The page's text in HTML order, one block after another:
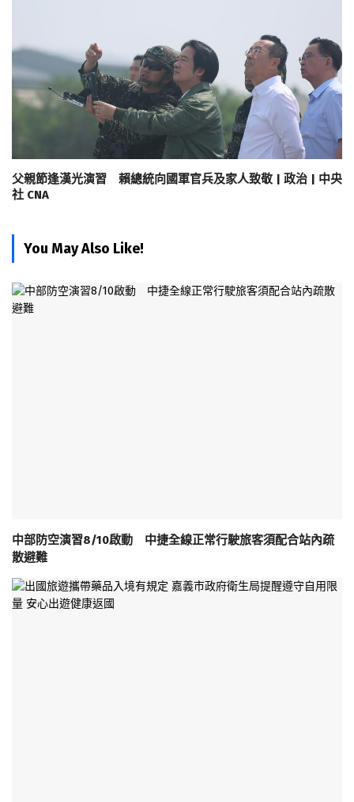
父親節逢漢光演習 賴總統向國軍官兵及家人致敬 | 政治 | 中央
社 CNA
You May Also Like!
中部防空演習8/10啟動 中捷全線正常行駛旅客須配合站內疏
散避難